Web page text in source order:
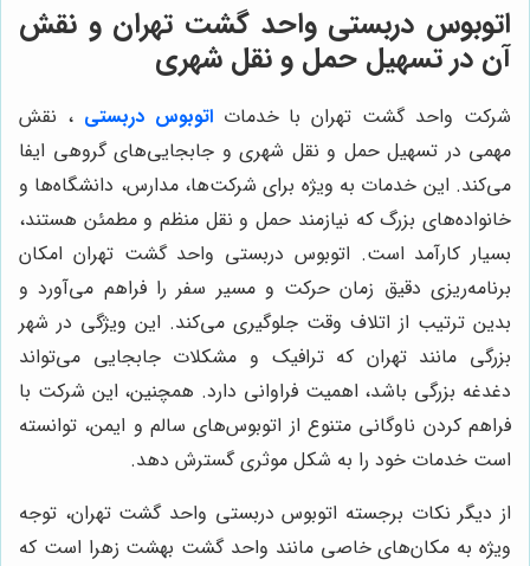
اتوبوس دربستی واحد گشت تهران و نقش
آن در تسهیل حمل و نقل شهری
شرکت واحد گشت تهران با خدمات اتوبوس دربستی ، نقش
مهمی در تسهیل حمل و نقل شهری و جابجایی‌های گروهی ایفا
می‌کند. این خدمات به ویژه برای شرکت‌ها، مدارس، دانشگاه‌ها و
خانواده‌های بزرگ که نیازمند حمل و نقل منظم و مطمئن هستند،
بسیار کارآمد است. اتوبوس دربستی واحد گشت تهران امکان
برنامه‌ریزی دقیق زمان حرکت و مسیر سفر را فراهم می‌آورد و
بدین ترتیب از اتلاف وقت جلوگیری می‌کند. این ویژگی در شهر
بزرگی مانند تهران که ترافیک و مشکلات جابجایی می‌تواند
دغدغه بزرگی باشد، اهمیت فراوانی دارد. همچنین، این شرکت با
فراهم کردن ناوگانی متنوع از اتوبوس‌های سالم و ایمن، توانسته
است خدمات خود را به شکل موثری گسترش دهد.
از دیگر نکات برجسته اتوبوس دربستی واحد گشت تهران، توجه
ویژه به مکان‌های خاصی مانند واحد گشت بهشت زهرا است که